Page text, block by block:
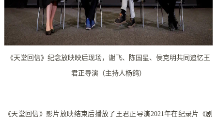
《天堂回信》纪念放映映后现场，谢飞、陈国星、侯克明共同追忆王
君正导演（主持人杨鸽）
《天堂回信》影片放映结束后播放了王君正导演2021年在纪录片《剧